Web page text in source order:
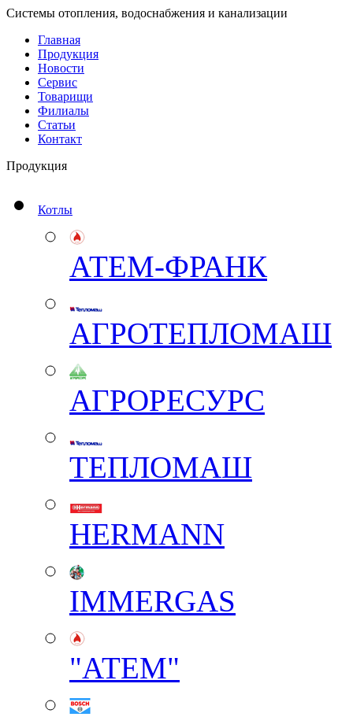
Системы отопления, водоснабжения и канализации
Главная
Продукция
Новости
Сервис
Товарищи
Филиалы
Статьи
Контакт
Продукция
Котлы
АТЕМ-ФРАНК
АГРОТЕПЛОМАШ
АГРОРЕСУРС
ТЕПЛОМАШ
HERMANN
IMMERGAS
"АТЕМ"